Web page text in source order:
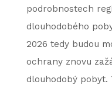
podrobnostech
dlouhodobého
2026 tedy budou
ochrany znovu
dlouhodobý pobyt.